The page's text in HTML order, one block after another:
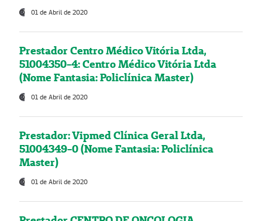
01 de Abril de 2020
Prestador Centro Médico Vitória Ltda,
51004350-4: Centro Médico Vitória Ltda
(Nome Fantasia: Policlínica Master)
01 de Abril de 2020
Prestador: Vipmed Clínica Geral Ltda,
51004349-0 (Nome Fantasia: Policlínica
Master)
01 de Abril de 2020